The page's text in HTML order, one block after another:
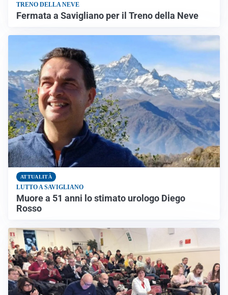
TRENO DELLA NEVE
Fermata a Savigliano per il Treno della Neve
ATTUALITÀ
LUTTO A SAVIGLIANO
Muore a 51 anni lo stimato urologo Diego
Rosso